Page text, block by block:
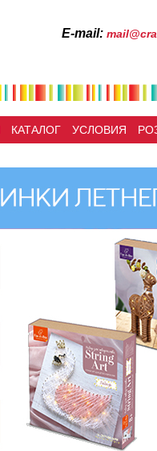
Е-mail:
КАТАЛОГ УСЛОВИЯ